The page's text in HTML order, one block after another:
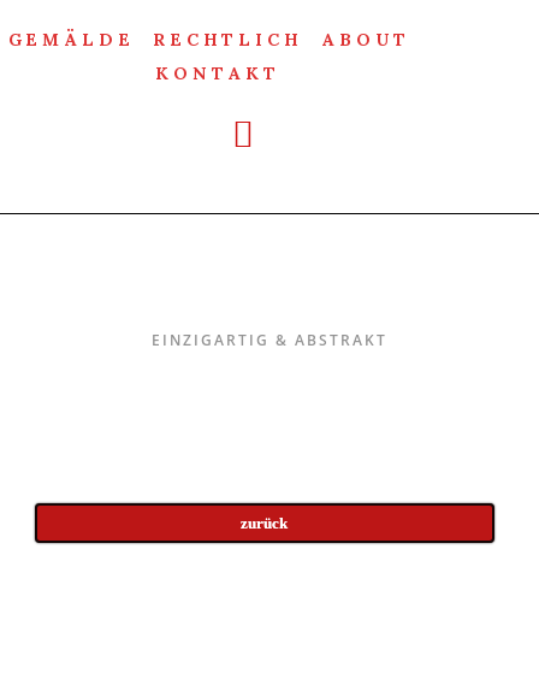
GEMÄLDE RECHTLICH ABOUT
KONTAKT
EINZIGARTIG & ABSTRAKT
zurück